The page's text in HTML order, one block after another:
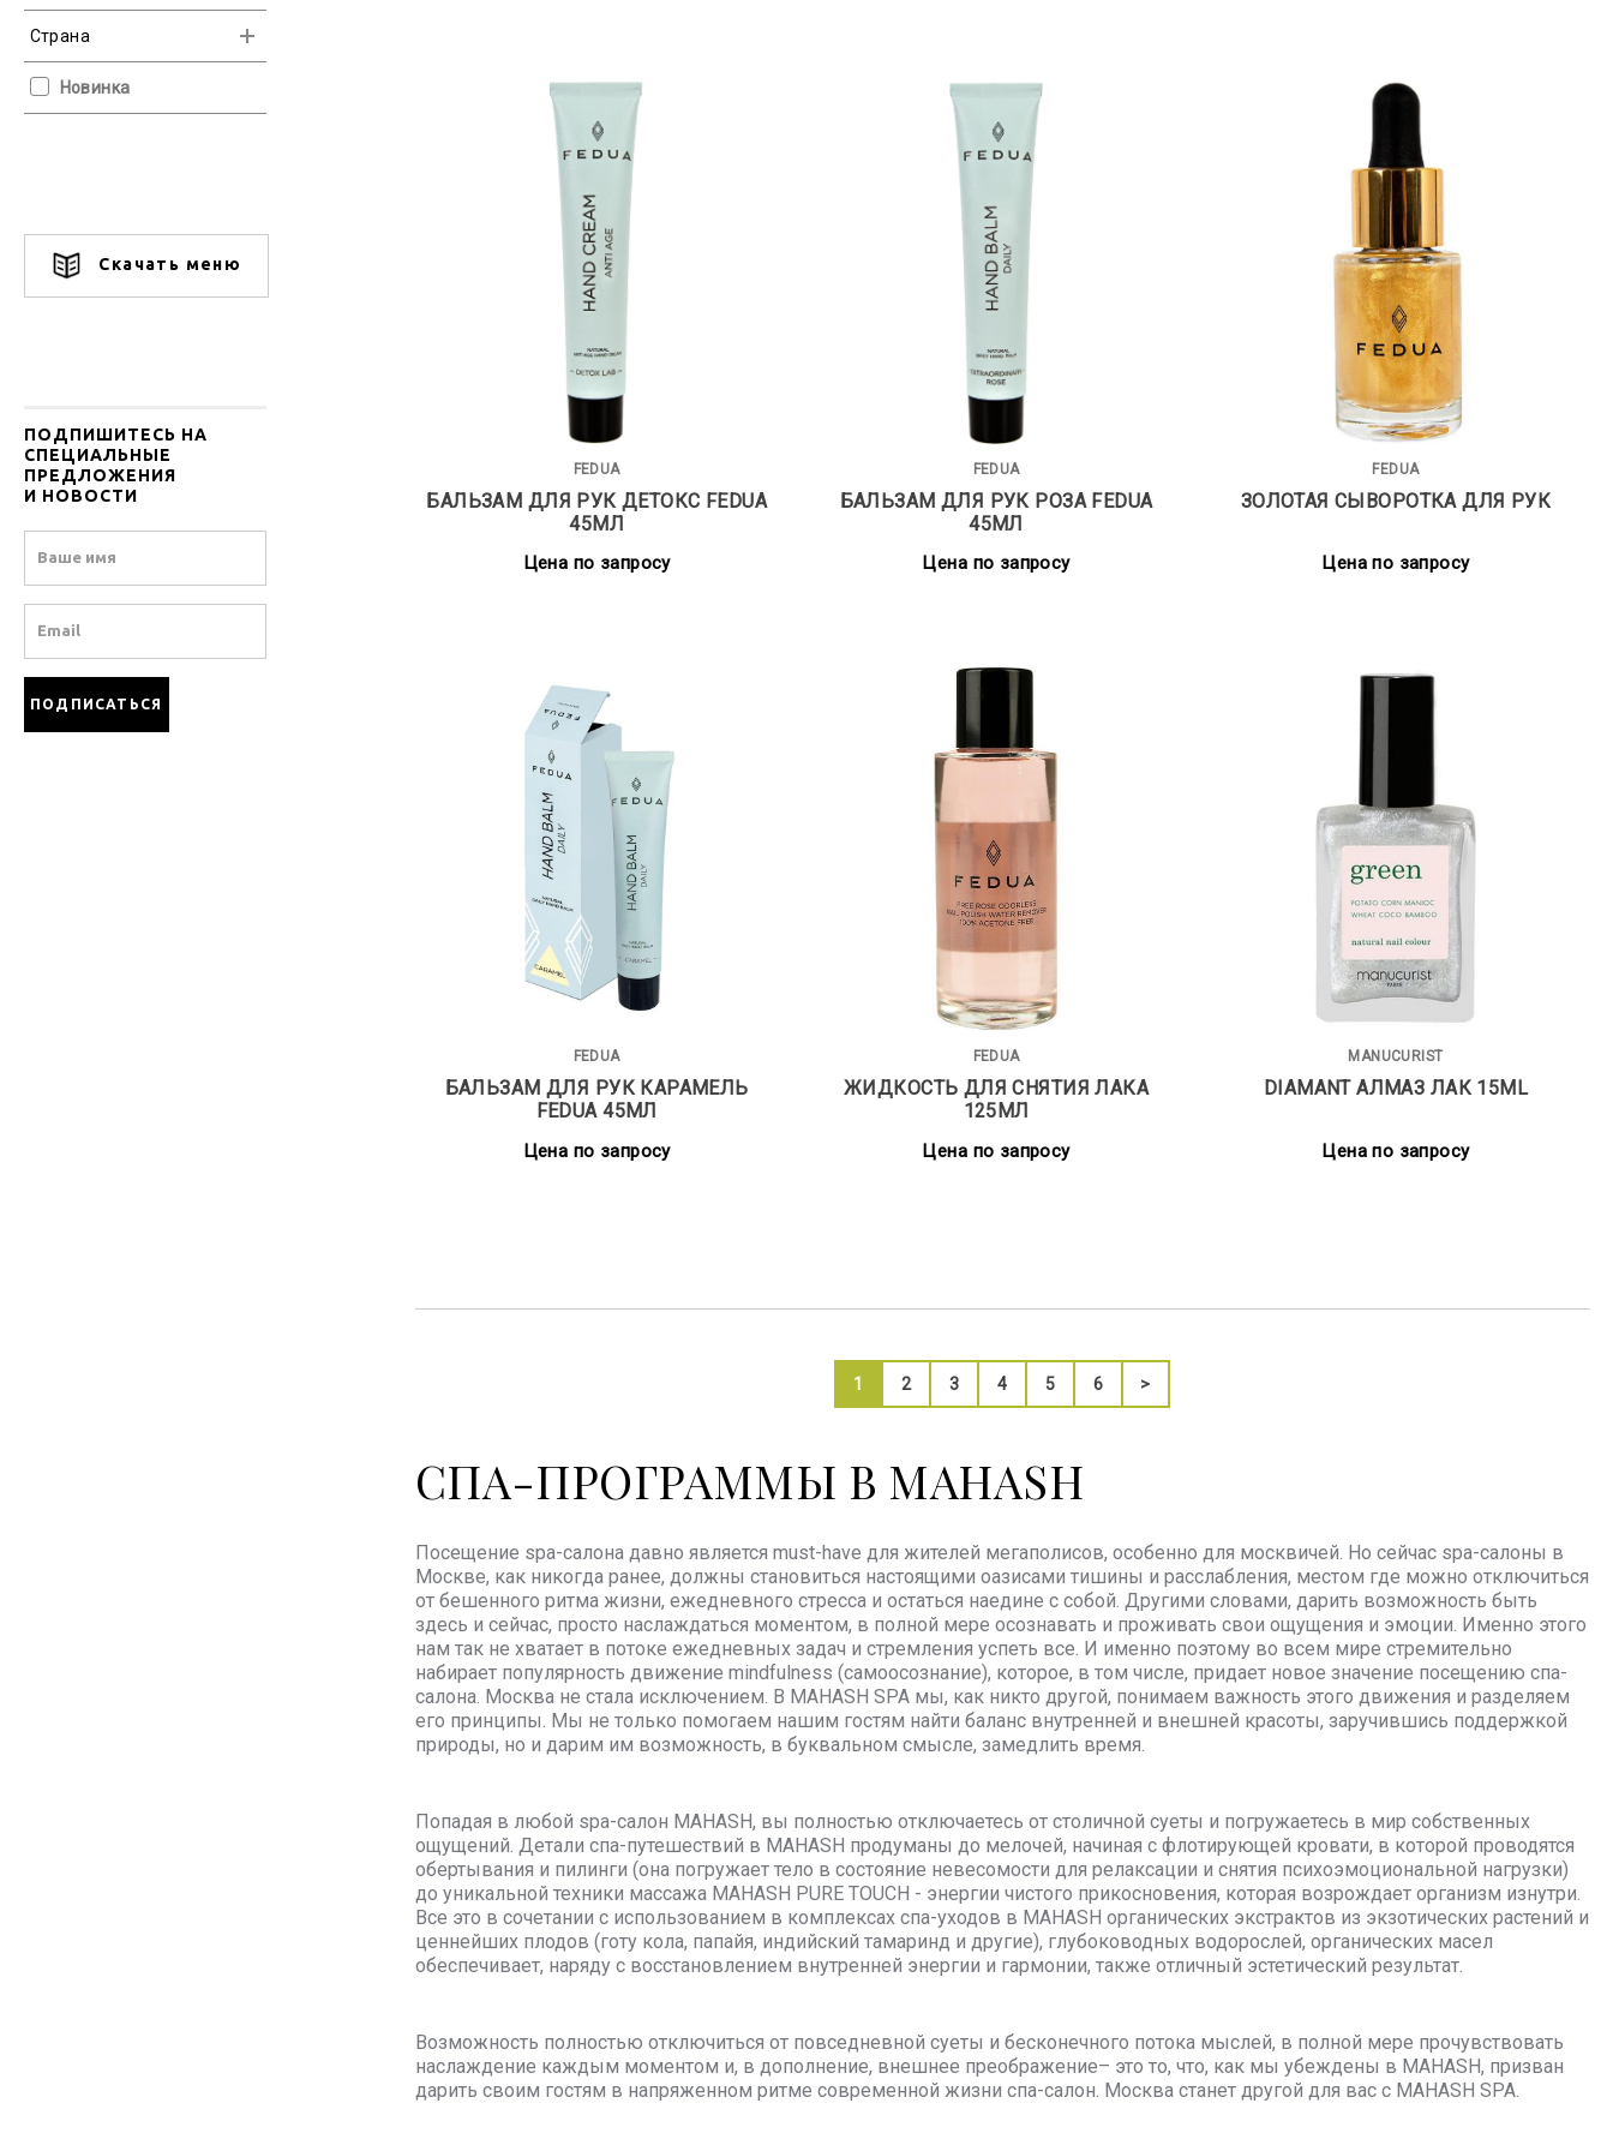
Уход за ногами
INTIME ORGANIQUE
Страна
Новинка
Скачать меню
ПОДПИШИТЕСЬ НА
СПЕЦИАЛЬНЫЕ
ПРЕДЛОЖЕНИЯ
И НОВОСТИ
FEDUA
БАЛЬЗАМ ДЛЯ РУК ДЕТОКС FEDUA
45МЛ
Цена по запросу
FEDUA
БАЛЬЗАМ ДЛЯ РУК РОЗА FEDUA
45МЛ
Цена по запросу
FEDUA
ЗОЛОТАЯ СЫВОРОТКА ДЛЯ РУК
Цена по запросу
FEDUA
БАЛЬЗАМ ДЛЯ РУК КАРАМЕЛЬ
FEDUA 45МЛ
Цена по запросу
FEDUA
ЖИДКОСТЬ ДЛЯ СНЯТИЯ ЛАКА
125МЛ
Цена по запросу
MANUCURIST
DIAMANT АЛМАЗ ЛАК 15ML
Цена по запросу
1 2 3 4 5 6 >
СПА-ПРОГРАММЫ В MAHASH
Посещение spa-салона давно является must-have для жителей мегаполисов, особенно для москвичей. Но сейчас spa-салоны в
Москве, как никогда ранее, должны становиться настоящими оазисами тишины и расслабления, местом где можно отключиться
от бешенного ритма жизни, ежедневного стресса и остаться наедине с собой. Другими словами, дарить возможность быть
здесь и сейчас, просто наслаждаться моментом, в полной мере осознавать и проживать свои ощущения и эмоции. Именно этого
нам так не хватает в потоке ежедневных задач и стремления успеть все. И именно поэтому во всем мире стремительно
набирает популярность движение mindfulness (самоосознание), которое, в том числе, придает новое значение посещению спа-
салона. Москва не стала исключением. В MAHASH SPA мы, как никто другой, понимаем важность этого движения и разделяем
его принципы. Мы не только помогаем нашим гостям найти баланс внутренней и внешней красоты, заручившись поддержкой
природы, но и дарим им возможность, в буквальном смысле, замедлить время.
Попадая в любой spa-салон MAHASH, вы полностью отключаетесь от столичной суеты и погружаетесь в мир собственных
ощущений. Детали спа-путешествий в MAHASH продуманы до мелочей, начиная с флотирующей кровати, в которой проводятся
обертывания и пилинги (она погружает тело в состояние невесомости для релаксации и снятия психоэмоциональной нагрузки)
до уникальной техники массажа MAHASH PURE TOUCH - энергии чистого прикосновения, которая возрождает организм изнутри.
Все это в сочетании с использованием в комплексах спа-уходов в MAHASH органических экстрактов из экзотических растений и
ценнейших плодов (готу кола, папайя, индийский тамаринд и другие), глубоководных водорослей, органических масел
обеспечивает, наряду с восстановлением внутренней энергии и гармонии, также отличный эстетический результат.
Возможность полностью отключиться от повседневной суеты и бесконечного потока мыслей, в полной мере прочувствовать
наслаждение каждым моментом и, в дополнение, внешнее преображение– это то, что, как мы убеждены в MAHASH, призван
дарить своим гостям в напряженном ритме современной жизни спа-салон. Москва станет другой для вас с MAHASH SPA.